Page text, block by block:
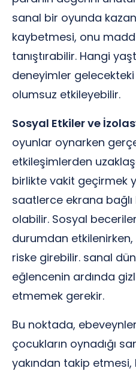
sanal bir oyunda
kaybetmesi, onu
tanıştırabilir. Hangi
deneyimler gelecekteki
olumsuz etkileyebilir.
Sosyal Etkiler ve
oyunlar oynarken
etkileşimlerden
birlikte vakit geçirmek
saatlerce ekrana bağlı
olabilir. Sosyal
durumdan
riske girebilir. sanal
eğlencenin ardında
etmemek gerekir.
Bu noktada,
çocukların oynadığı
yakından takip etmesi,